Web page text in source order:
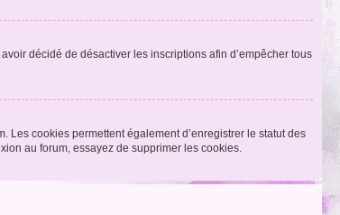
décidé de désactiver les inscriptions afin d’empêcher tous
Les cookies permettent également d’enregistrer le statut des
au forum, essayez de supprimer les cookies.